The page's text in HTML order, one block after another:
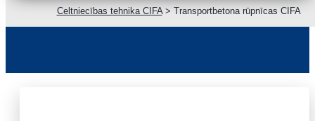
Celtniecības tehnika CIFA> Transportbetona rūpnīcas CIFA